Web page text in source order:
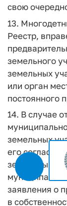
свою
13.
Реестр,
земельного
земельных
или орган
постоянного
14. В случае
земельных
его согласия
земельный
заявления о
в